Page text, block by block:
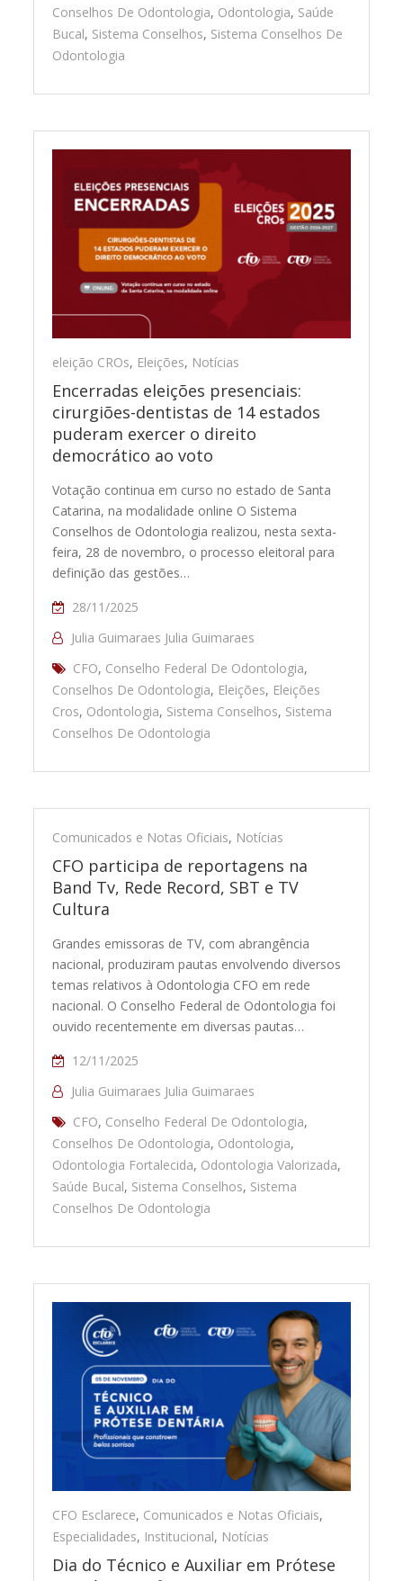
Conselhos De Odontologia, Odontologia, Saúde
Bucal, Sistema Conselhos, Sistema Conselhos De
Odontologia
eleição CROs, Eleições, Notícias
Encerradas eleições presenciais:
cirurgiões-dentistas de 14 estados
puderam exercer o direito
democrático ao voto
Votação continua em curso no estado de Santa
Catarina, na modalidade online O Sistema
Conselhos de Odontologia realizou, nesta sexta-
feira, 28 de novembro, o processo eleitoral para
definição das gestões…
28/11/2025
Julia Guimaraes Julia Guimaraes
CFO, Conselho Federal De Odontologia,
Conselhos De Odontologia, Eleições, Eleições
Cros, Odontologia, Sistema Conselhos, Sistema
Conselhos De Odontologia
Comunicados e Notas Oficiais, Notícias
CFO participa de reportagens na
Band Tv, Rede Record, SBT e TV
Cultura
Grandes emissoras de TV, com abrangência
nacional, produziram pautas envolvendo diversos
temas relativos à Odontologia CFO em rede
nacional. O Conselho Federal de Odontologia foi
ouvido recentemente em diversas pautas…
12/11/2025
Julia Guimaraes Julia Guimaraes
CFO, Conselho Federal De Odontologia,
Conselhos De Odontologia, Odontologia,
Odontologia Fortalecida, Odontologia Valorizada,
Saúde Bucal, Sistema Conselhos, Sistema
Conselhos De Odontologia
CFO Esclarece, Comunicados e Notas Oficiais,
Especialidades, Institucional, Notícias
Dia do Técnico e Auxiliar em Prótese